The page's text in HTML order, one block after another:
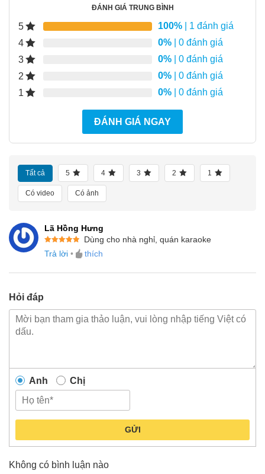
ĐÁNH GIÁ TRUNG BÌNH
5 100% | 1 đánh giá
4
0% | 0 đánh giá
3
0% | 0 đánh giá
2
0% | 0 đánh giá
1
0% | 0 đánh giá
ĐÁNH GIÁ NGAY
Tất cả 5 4 3 2 1
Có video Có ảnh
Lã Hồng Hưng
hạng55
Dùng cho nhà nghỉ, quán karaoke
Trả lời • thích
Hỏi đáp
Anh Chị
GỬI
Không có bình luận nào